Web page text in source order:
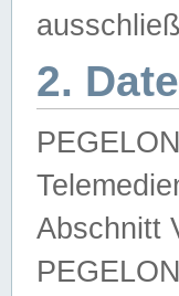
2.
Abschnitt